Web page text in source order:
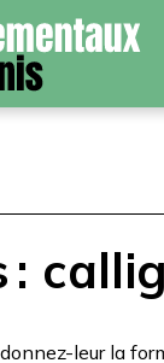
:
leur la